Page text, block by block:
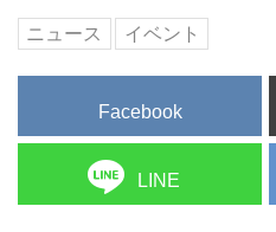
ニュース イベント
Facebook
LINE